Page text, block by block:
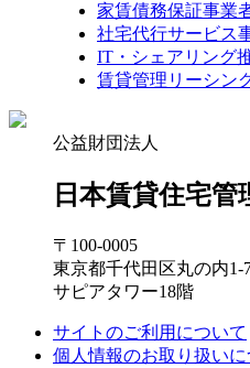
家賃債務保証事業
社宅代行サービス
IT・シェアリング
賃貸管理リーシン
公益財団法人
日本賃貸住宅管
〒100-0005
東京都千代田区丸の内1-
サピアタワー18階
サイトのご利用について
個人情報のお取り扱いに